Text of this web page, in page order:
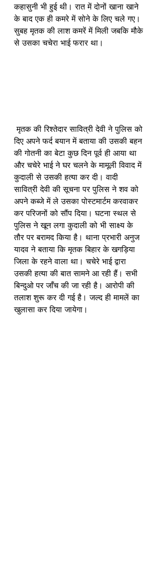
कहासुनी भी हुई थी। रात में दोनों खाना खाने
के बाद एक ही कमरे में सोने के लिए चले गए।
सुबह मृतक की लाश कमरें में मिली जबकि मौके
से उसका चचेरा भाई फरार था।
मृतक की रिश्तेदार सावित्री देवी ने पुलिस को
दिए अपने फर्द बयान में बताया की उसकी बहन
की गोतनी का बेटा कुछ दिन पूर्व ही आया था
और चचेरे भाई ने घर चलने के मामूली विवाद में
कुदाली से उसकी हत्या कर दी। वादी
सावित्री देवी की सूचना पर पुलिस ने शव को
अपने कब्जे में ले उसका पोस्टमार्टम करवाकर
कर परिजनों को सौंप दिया। घटना स्थल से
पुलिस ने खून लगा कुदाली को भी साक्ष्य के
तौर पर बरामद किया है। थाना प्रभारी अनुज
यादव ने बताया कि मृतक बिहार के खगड़िया
जिला के रहने वाला था। चचेरे भाई द्वारा
उसकी हत्या की बात सामने आ रही हैं। सभी
बिन्दुओ पर जाँच की जा रही है। आरोपी की
तलाश शुरू कर दी गई है। जल्द ही मामलें का
खुलासा कर दिया जायेगा।